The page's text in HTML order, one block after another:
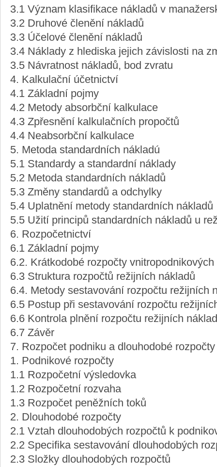
3.1 Význam klasifikace nákladů v
3.2 Druhové členění nákladů
3.3 Účelové členění nákladů
3.4 Náklady z hlediska jejich závislosti na
3.5 Návratnost nákladů, bod zvratu
4. Kalkulační účetnictví
4.1 Základní pojmy
4.2 Metody absorbční kalkulace
4.3 Zpřesnění kalkulačních propočtů
4.4 Neabsorbční kalkulace
5. Metoda standardních nákladú
5.1 Standardy a standardní náklady
5.2 Metoda standardních nákladů
5.3 Změny standardů a odchylky
5.4 Uplatnění metody standardních nákladů
5.5 Užití principů standardních nákladů u
6. Rozpočetnictví
6.1 Základní pojmy
6.2. Krátkodobé rozpočty vnitropodnikových
6.3 Struktura rozpočtů režijních nákladů
6.4. Metody sestavování rozpočtu režijních
6.5 Postup při sestavování rozpočtu
6.6 Kontrola plnění rozpočtu režijních
6.7 Závěr
7. Rozpočet podniku a dlouhodobé rozpočty
1. Podnikové rozpočty
1.1 Rozpočetní výsledovka
1.2 Rozpočetní rozvaha
1.3 Rozpočet peněžních toků
2. Dlouhodobé rozpočty
2.1 Vztah dlouhodobých rozpočtů k
2.2 Specifika sestavování dlouhodobých
2.3 Složky dlouhodobých rozpočtů